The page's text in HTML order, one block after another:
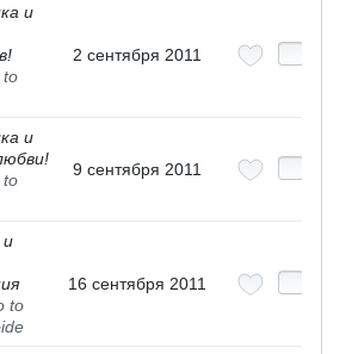
и
to
2 сентября 2011
и
to
9 сентября 2011
и
to
16 сентября 2011